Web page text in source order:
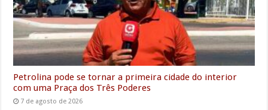
Petrolina pode se tornar a primeira cidade do interior
com uma Praça dos Três Poderes
7 de agosto de 2026